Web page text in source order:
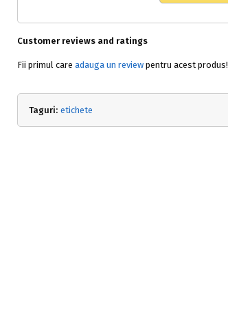
Customer reviews and ratings
Fii primul care adauga un review pentru acest produs!
Taguri: etichete